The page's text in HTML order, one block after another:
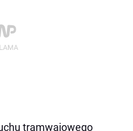
tramwajowego